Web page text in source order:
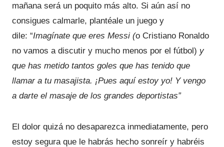
mañana será un poquito más alto. Si aún así no
consigues calmarle, plantéale un juego y
dile: “Imagínate que eres Messi (o Cristiano Ronaldo
no vamos a discutir y mucho menos por el fútbol) y
que has metido tantos goles que has tenido que
llamar a tu masajista. ¡Pues aquí estoy yo! Y vengo
a darte el masaje de los grandes deportistas”
El dolor quizá no desaparezca inmediatamente, pero
estoy segura que le habrás hecho sonreír y habréis